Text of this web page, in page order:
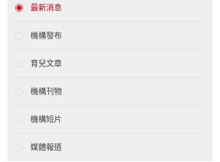
最新消息
機構發布
育兒文章
機構刊物
機構短片
媒體報道